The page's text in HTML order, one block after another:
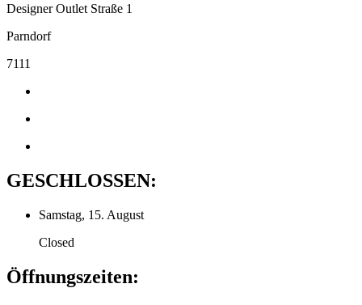
Designer Outlet Straße 1
Parndorf
7111
GESCHLOSSEN:
Samstag, 15. August
Closed
Öffnungszeiten: